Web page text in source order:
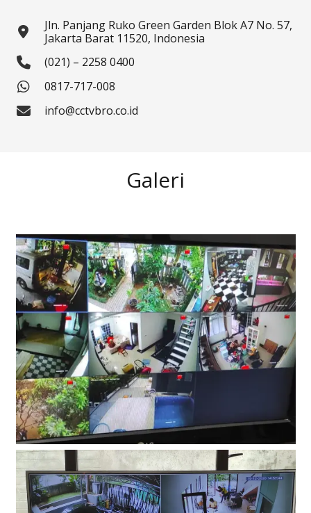
Jln. Panjang Ruko Green Garden Blok A7 No. 57,
Jakarta Barat 11520, Indonesia
(021) – 2258 0400
0817-717-008
info@cctvbro.co.id
Galeri